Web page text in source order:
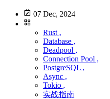
07 Dec, 2024
Rust ,
Database ,
Deadpool ,
Connection Pool ,
PostgreSQL ,
Async ,
Tokio ,
实战指南